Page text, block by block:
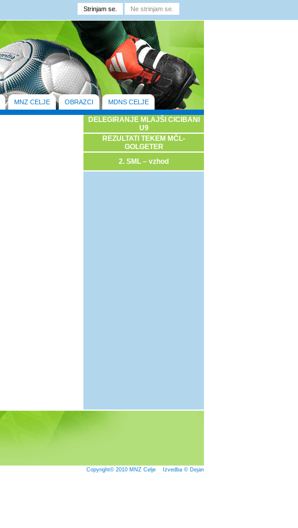
MNZ CELJE OBRAZCI MDNS CELJE
DELEGIRANJE MLAJŠI CICIBANI
U9
REZULTATI TEKEM MČL-
GOLGETER
2. SML – vzhod
Copyright© 2010 MNZ Celje Izvedba © Dejan